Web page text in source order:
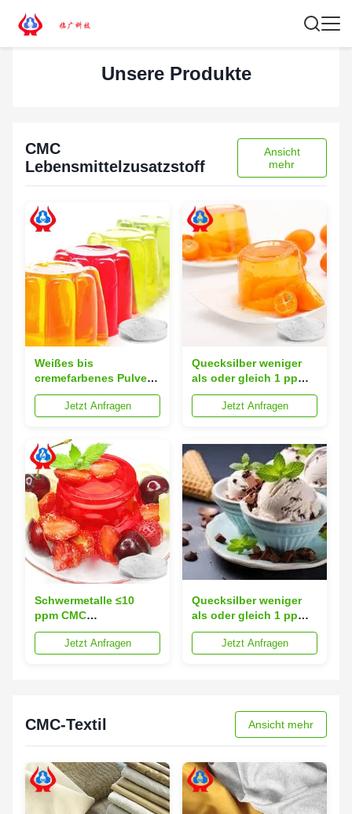
Unsere Produkte
CMC
Lebensmittelzusatzstoff
Ansicht
mehr
Weißes bis
cremefarbenes Pulver
Carboxymethylcellulose
Lebensmittelqualität
Bietet Konsistenz und
Sicherheit in
Lebensmittelanwendungen
Jetzt Anfragen
Quecksilber weniger
als oder gleich 1 ppm
Lebensmittelqualität
Carboxymethylcellulose
maximal 8% geeignet
für die
Lebensmittelverarbeitung
Jetzt Anfragen
Schwermetalle ≤10
ppm CMC
Lebensmittelzusatzstoff
Kasennummer 9004-32-
von Lebensmitteln
Jetzt Anfragen
Quecksilber weniger
als oder gleich 1 ppm
CMC
Lebensmittelzusatzstoff
Lebensmittelindustrie
Jetzt Anfragen
CMC-Textil Ansicht mehr